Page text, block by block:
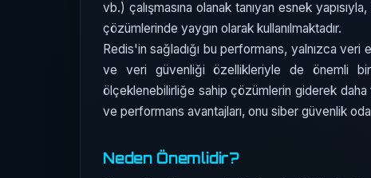
vb.) çalışmasına olanak tanıyan esnek
çözümlerinde yaygın olarak kullanılmaktadır.
Redis'in sağladığı bu performans, yalnızca veri
ve veri güvenliği özellikleriyle de önemli
ölçeklenebilirliğe sahip çözümlerin giderek
ve performans avantajları, onu siber güvenlik
Neden Önemlidir?